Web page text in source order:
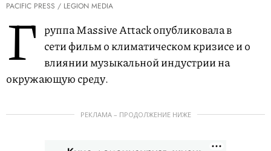
PACIFIC PRESS / LEGION MEDIA
Г руппа Massive Attack опубликовала в
сети фильм о климатическом кризисе и о
влиянии музыкальной индустрии на
окружающую среду.
РЕКЛАМА – ПРОДОЛЖЕНИЕ НИЖЕ